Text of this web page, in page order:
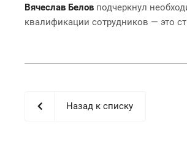
Вячеслав Белов подчеркнул
квалификации сотрудников — это
Назад к списку